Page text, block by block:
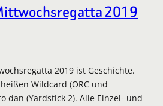
2019
2019 ist Geschichte.
Wildcard (ORC und
dan (Yardstick 2). Alle Einzel- und